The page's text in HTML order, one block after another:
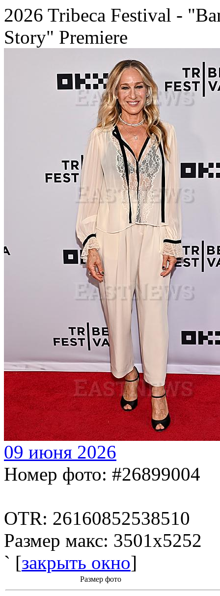
2026 Tribeca Festival -
Story" Premiere
09 июня 2026
Номер фото: #26899004
OTR: 26160852538510
Размер макс: 3501x5252
` [закрыть окно]
Размер фото